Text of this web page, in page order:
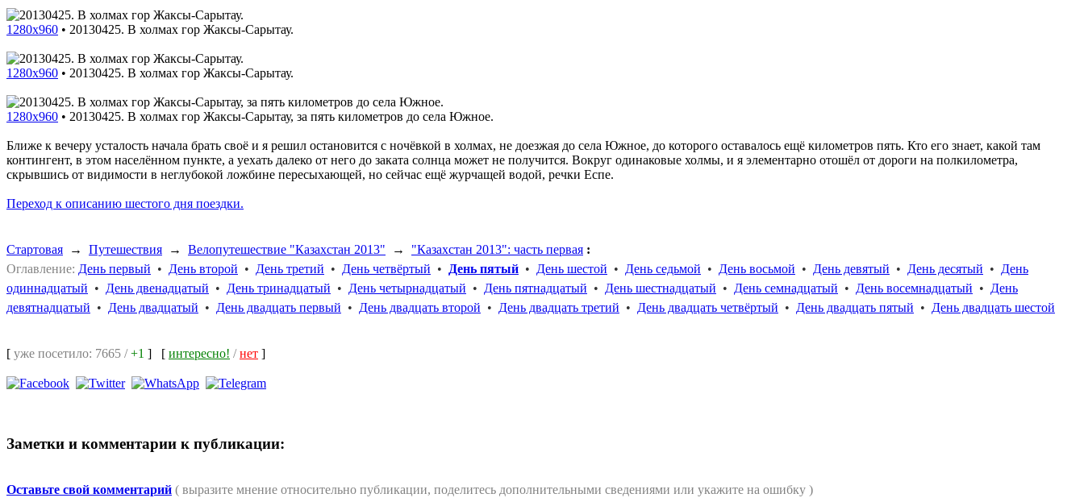
1280x960 • 20130425. В холмах гор Жаксы-Сарытау.
1280x960 • 20130425. В холмах гор Жаксы-Сарытау.
1280x960 • 20130425. В холмах гор Жаксы-Сарытау, за пять километров до села Южное.
Ближе к вечеру усталость начала брать своё и я решил остановится с ночёвкой в холмах, не доезжая до села Южное, до которого оставалось ещё километров пять. Кто его знает, какой там
контингент, в этом населённом пункте, а уехать далеко от него до заката солнца может не получится. Вокруг одинаковые холмы, и я элементарно отошёл от дороги на полкилометра,
скрывшись от видимости в неглубокой ложбине пересыхающей, но сейчас ещё журчащей водой, речки Еспе.
Переход к описанию шестого дня поездки.
Стартовая → Путешествия → Велопутешествие "Казахстан 2013" → "Казахстан 2013": часть первая :
Оглавление: День первый • День второй • День третий • День четвёртый • День пятый • День шестой • День седьмой • День восьмой • День девятый • День десятый • День
одиннадцатый • День двенадцатый • День тринадцатый • День четырнадцатый • День пятнадцатый • День шестнадцатый • День семнадцатый • День восемнадцатый • День
девятнадцатый • День двадцатый • День двадцать первый • День двадцать второй • День двадцать третий • День двадцать четвёртый • День двадцать пятый • День двадцать шестой
[ уже посетило: 7665 /+1 ] [ интересно! /нет ]
Заметки и комментарии к публикации:
Оставьте свой комментарий ( выразите мнение относительно публикации, поделитесь дополнительными сведениями или укажите на ошибку )